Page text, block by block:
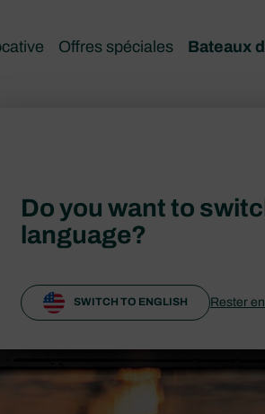
Offres spéciales Bateaux
Do you want to
language?
SWITCH TO ENGLISH Rester